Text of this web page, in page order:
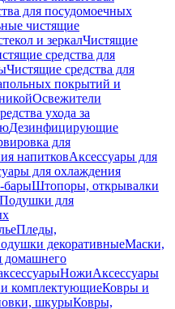
для посудомоечных
чистящие
и зеркалЧистящие
средства для
Чистящие средства для
покрытий и
Освежители
ухода за
Дезинфицирующие
для
напитковАксессуары для
для охлаждения
барыШтопоры, открывалки
Подушки для
Пледы,
декоративныеМаски,
домашнего
НожиАксессуары
комплектующиеКовры и
шкурыКовры,